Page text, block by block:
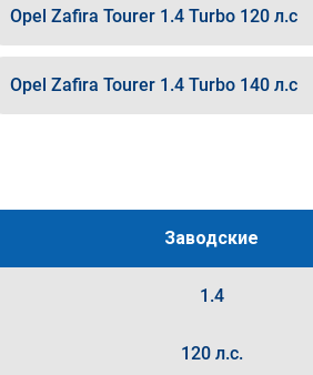
Opel Zafira Tourer 1.4 Turbo 120 л.с
Opel Zafira Tourer 1.4 Turbo 140 л.с
Заводские
1.4
120 л.с.